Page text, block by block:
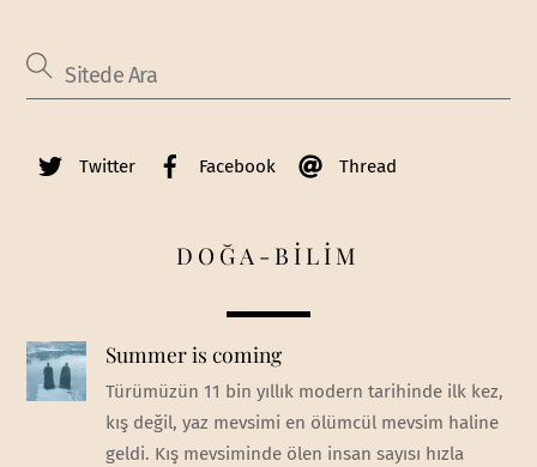
Twitter Facebook Thread
DOĞA-BİLİM
Summer is coming
Türümüzün 11 bin yıllık modern tarihinde ilk kez,
kış değil, yaz mevsimi en ölümcül mevsim haline
geldi. Kış mevsiminde ölen insan sayısı hızla